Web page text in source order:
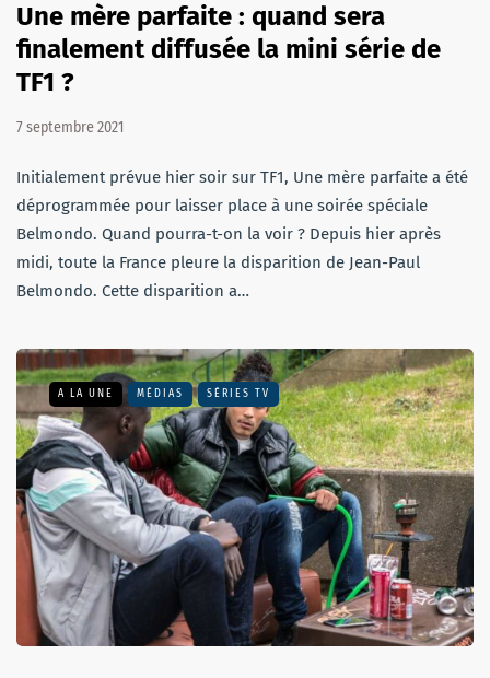
Une mère parfaite : quand sera
finalement diffusée la mini série de
TF1 ?
7 septembre 2021
Initialement prévue hier soir sur TF1, Une mère parfaite a été
déprogrammée pour laisser place à une soirée spéciale
Belmondo. Quand pourra-t-on la voir ? Depuis hier après
midi, toute la France pleure la disparition de Jean-Paul
Belmondo. Cette disparition a…
A LA UNE MÉDIAS SÉRIES TV